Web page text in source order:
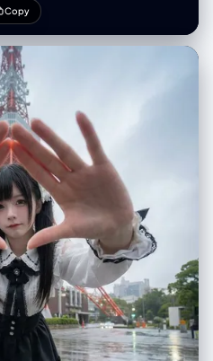
名称 价格 ・宽度占整体的40%。 展
商品2] - ¥[价格] 3.[商品3] - ¥[价格] 4.
- ¥[价格] 排版： ・现代的
细 ・价格加粗 整体风格： ・
博主 ・简洁且留有空间的布局 ・调
专业商品照片质量
Copy